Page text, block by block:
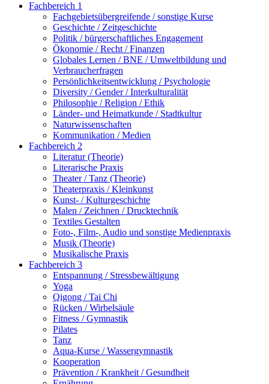
Fachbereich 1
Fachgebietsübergreifende / sonstige Kurse
Geschichte / Zeitgeschichte
Politik / bürgerschaftliches Engagement
Ökonomie / Recht / Finanzen
Globales Lernen / BNE / Umweltbildung und
Verbraucherfragen
Persönlichkeitsentwicklung / Psychologie
Diversity / Gender / Interkulturalität
Philosophie / Religion / Ethik
Länder- und Heimatkunde / Stadtkultur
Naturwissenschaften
Kommunikation / Medien
Fachbereich 2
Literatur (Theorie)
Literarische Praxis
Theater / Tanz (Theorie)
Theaterpraxis / Kleinkunst
Kunst- / Kulturgeschichte
Malen / Zeichnen / Drucktechnik
Textiles Gestalten
Foto-, Film-, Audio und sonstige Medienpraxis
Musik (Theorie)
Musikalische Praxis
Fachbereich 3
Entspannung / Stressbewältigung
Yoga
Qigong / Tai Chi
Rücken / Wirbelsäule
Fitness / Gymnastik
Pilates
Tanz
Aqua-Kurse / Wassergymnastik
Kooperation
Prävention / Krankheit / Gesundheit